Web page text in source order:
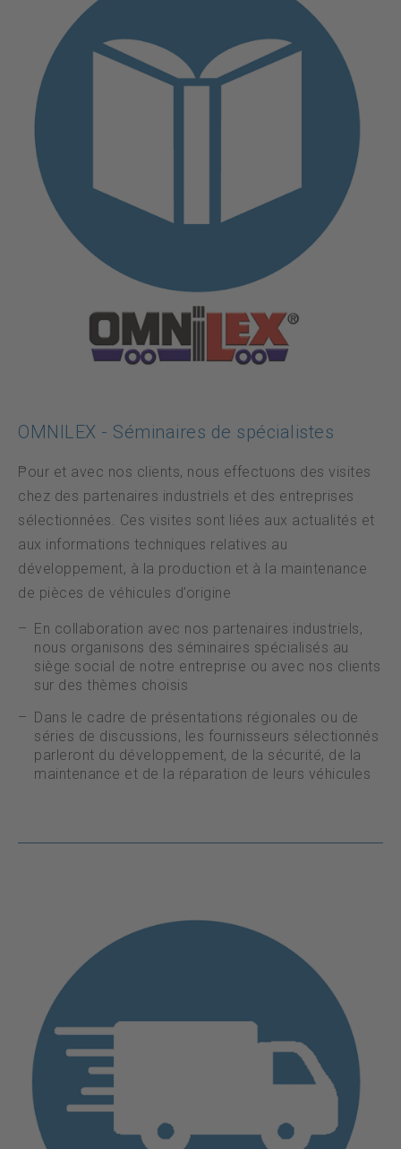
OMNILEX - Séminaires de spécialistes
Pour et avec nos clients, nous effectuons des visites
chez des partenaires industriels et des entreprises
sélectionnées. Ces visites sont liées aux actualités et
aux informations techniques relatives au
développement, à la production et à la maintenance
de pièces de véhicules d’origine
En collaboration avec nos partenaires industriels,
nous organisons des séminaires spécialisés au
siège social de notre entreprise ou avec nos clients
sur des thèmes choisis
Dans le cadre de présentations régionales ou de
séries de discussions, les fournisseurs sélectionnés
parleront du développement, de la sécurité, de la
maintenance et de la réparation de leurs véhicules